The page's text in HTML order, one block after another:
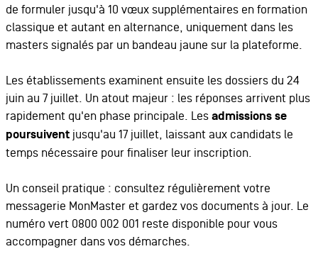
de formuler jusqu'à 10 vœux supplémentaires en formation
classique et autant en alternance, uniquement dans les
masters signalés par un bandeau jaune sur la plateforme.
Les établissements examinent ensuite les dossiers du 24
juin au 7 juillet. Un atout majeur : les réponses arrivent plus
rapidement qu'en phase principale. Les admissions se
poursuiventjusqu'au 17 juillet, laissant aux candidats le
temps nécessaire pour finaliser leur inscription.
Un conseil pratique : consultez régulièrement votre
messagerie MonMaster et gardez vos documents à jour. Le
numéro vert 0800 002 001 reste disponible pour vous
accompagner dans vos démarches.